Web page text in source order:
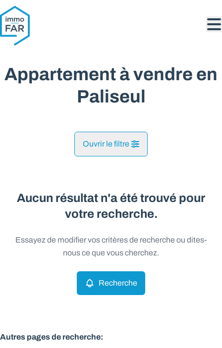
Aller au contenu principal
Appartement à vendre en
Paliseul
Ouvrir le filtre
Paliseul (6850) Remove
Appartement Remove
Vue de la carte
Recherche Trier par
Aucun résultat n'a été trouvé pour
votre recherche.
Essayez de modifier vos critères de recherche ou dites-
nous ce que vous cherchez.
Recherche
Autres pages de recherche: